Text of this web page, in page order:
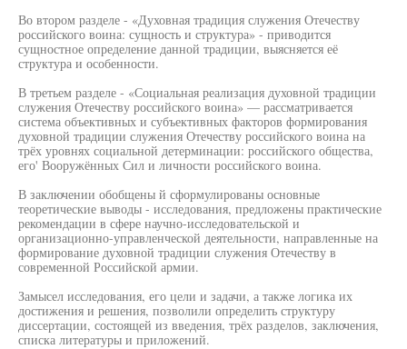
Во втором разделе - «Духовная традиция служения Отечеству
российского воина: сущность и структура» - приводится
сущностное определение данной традиции, выясняется её
структура и особенности.
В третьем разделе - «Социальная реализация духовной традиции
служения Отечеству российского воина» — рассматривается
система объективных и субъективных факторов формирования
духовной традиции служения Отечеству российского воина на
трёх уровнях социальной детерминации: российского общества,
его' Вооружённых Сил и личности российского воина.
В заключении обобщены й сформулированы основные
теоретические выводы - исследования, предложены практические
рекомендации в сфере научно-исследовательской и
организационно-управленческой деятельности, направленные на
формирование духовной традиции служения Отечеству в
современной Российской армии.
Замысел исследования, его цели и задачи, а также логика их
достижения и решения, позволили определить структуру
диссертации, состоящей из введения, трёх разделов, заключения,
списка литературы и приложений.